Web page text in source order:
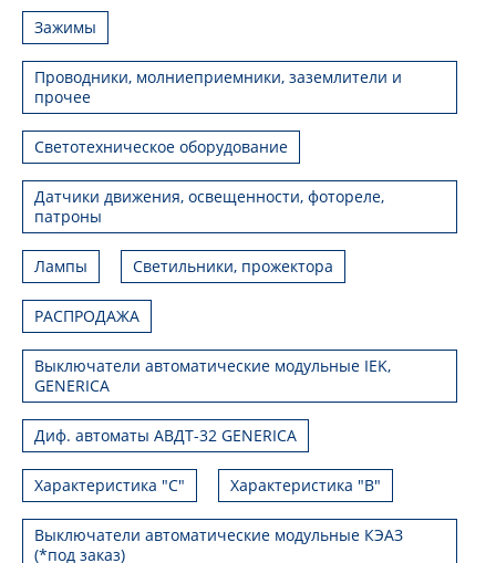
Зажимы
Проводники, молниеприемники, заземлители и
прочее
Светотехническое оборудование
Датчики движения, освещенности, фотореле,
патроны
Лампы Светильники, прожектора
РАСПРОДАЖА
Выключатели автоматические модульные IEK,
GENERICA
Диф. автоматы АВДТ-32 GENERICA
Характеристика "С" Характеристика "В"
Выключатели автоматические модульные КЭАЗ
(*под заказ)